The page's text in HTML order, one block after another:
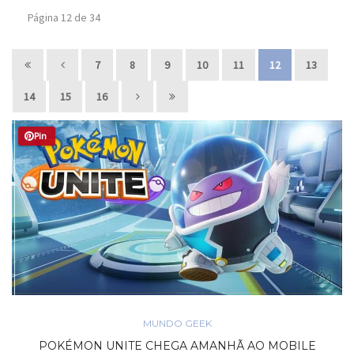
Página 12 de 34
7 8 9 10 11 12 13
14 15 16
Pin
MUNDO GEEK
POKÉMON UNITE CHEGA AMANHÃ AO MOBILE